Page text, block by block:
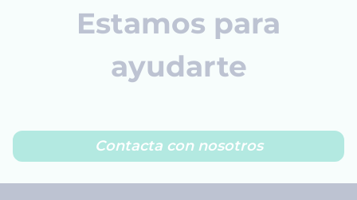
Estamos para
ayudarte
Contacta con nosotros